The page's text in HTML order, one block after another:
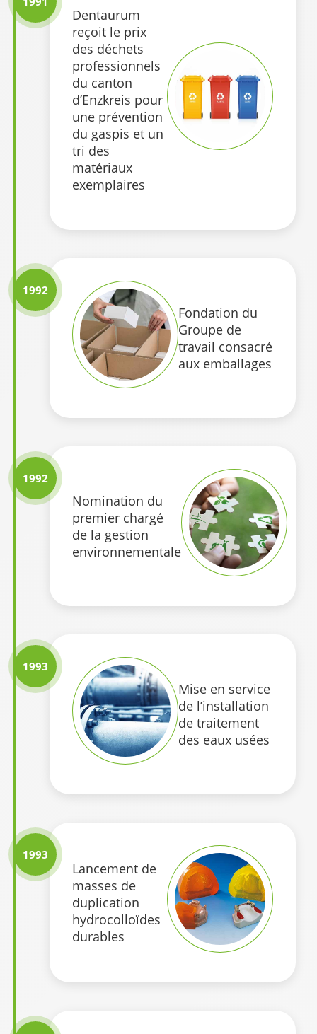
Dentaurum
reçoit le prix
des déchets
professionnels
du canton
d’Enzkreis pour
une prévention
du gaspis et un
tri des
matériaux
exemplaires
1992
Fondation du
Groupe de
travail consacré
aux emballages
1992
Nomination du
premier chargé
de la gestion
environnementale
1993
Mise en service
de l’installation
de traitement
des eaux usées
1993
Lancement de
masses de
duplication
hydrocolloïdes
durables